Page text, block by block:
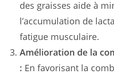
des graisses aide à
l’accumulation de
fatigue musculaire.
Amélioration de la
: En favorisant la